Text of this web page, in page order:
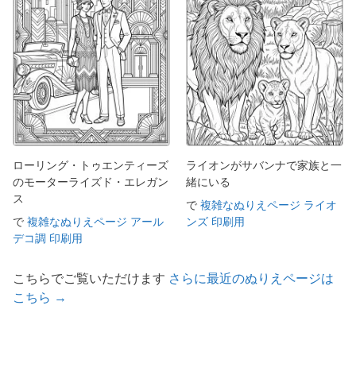
ローリング・トゥエンティーズ
のモーターライズド・エレガン
ス
で 複雑なぬりえページ アール
デコ調 印刷用
ライオンがサバンナで家族と一
緒にいる
で 複雑なぬりえページ ライオ
ンズ 印刷用
こちらでご覧いただけます さらに最近のぬりえページは
こちら →